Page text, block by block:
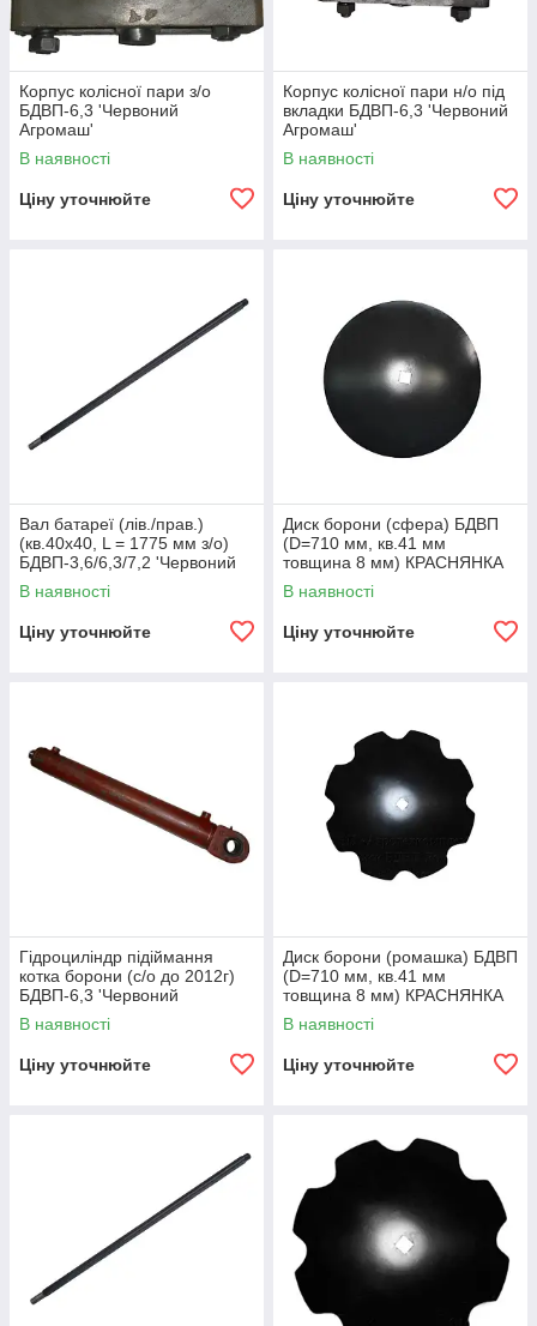
Корпус колісної пари з/о
БДВП-6,3 'Червоний
Агромаш'
В наявності
Ціну уточнюйте
Корпус колісної пари н/о під
вкладки БДВП-6,3 'Червоний
Агромаш'
В наявності
Ціну уточнюйте
Вал батареї (лів./прав.)
(кв.40х40, L = 1775 мм з/о)
БДВП-3,6/6,3/7,2 'Червоний
агромаш'
В наявності
Ціну уточнюйте
Диск борони (сфера) БДВП
(D=710 мм, кв.41 мм
товщина 8 мм) КРАСНЯНКА
В наявності
Ціну уточнюйте
Гідроциліндр підіймання
котка борони (с/о до 2012г)
БДВП-6,3 'Червоний
Агромаш'
В наявності
Ціну уточнюйте
Диск борони (ромашка) БДВП
(D=710 мм, кв.41 мм
товщина 8 мм) КРАСНЯНКА
В наявності
Ціну уточнюйте